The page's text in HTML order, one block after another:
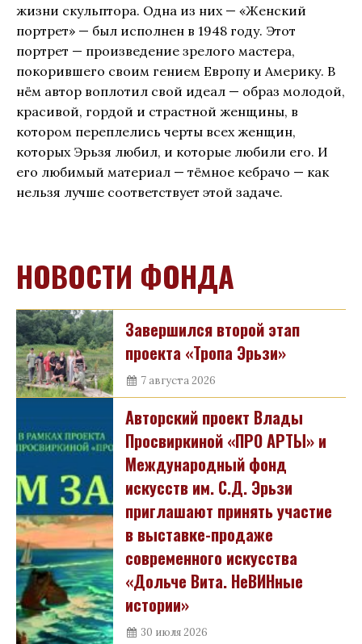
жизни скульптора. Одна из них — «Женский
портрет» — был исполнен в 1948 году. Этот
портрет — произведение зрелого мастера,
покорившего своим гением Европу и Америку. В
нём автор воплотил свой идеал — образ молодой,
красивой, гордой и страстной женщины, в
котором переплелись черты всех женщин,
которых Эрьзя любил, и которые любили его. И
его любимый материал — тёмное кебрачо — как
нельзя лучше соответствует этой задаче.
НОВОСТИ ФОНДА
Завершился второй этап
проекта «Тропа Эрьзи»
7 августа 2026
Авторский проект Влады
Просвиркиной «ПРО АРТЫ» и
Международный фонд
искусств им. С.Д. Эрьзи
приглашают принять участие
в выставке-продаже
современного искусства
«Дольче Вита. НеВИНные
истории»
30 июля 2026